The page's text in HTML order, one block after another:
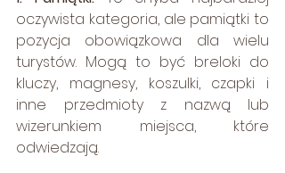
oczywista kategoria, ale pamiątki to
pozycja obowiązkowa dla wielu
turystów. Mogą to być breloki do
kluczy, magnesy, koszulki, czapki i
inne przedmioty z nazwą lub
wizerunkiem miejsca, które
odwiedzają.